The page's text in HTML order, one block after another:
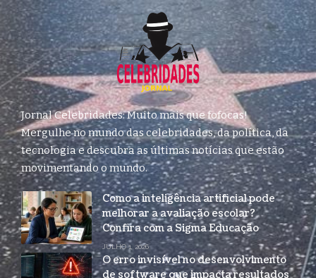
Jornal Celebridades: Muito mais que fofocas!
Mergulhe no mundo das celebridades, da política, da
tecnologia e descubra as últimas notícias que estão
movimentando o mundo.
Como a inteligência artificial pode
melhorar a avaliação escolar?
Confira com a Sigma Educação
JULHO 1, 2026
O erro invisível no desenvolvimento
de software que impacta resultados